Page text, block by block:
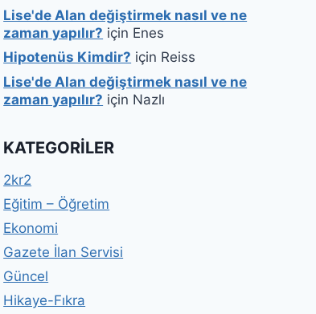
Lise'de Alan değiştirmek nasıl ve ne
zaman yapılır? için Enes
Hipotenüs Kimdir? için Reiss
Lise'de Alan değiştirmek nasıl ve ne
zaman yapılır? için Nazlı
KATEGORILER
2kr2
Eğitim – Öğretim
Ekonomi
Gazete İlan Servisi
Güncel
Hikaye-Fıkra